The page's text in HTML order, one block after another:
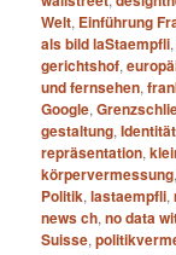
Welt, Einführung
als bild laStaempfli
gerichtshof,
und fernsehen,
Google,
gestaltung,Identität
repräsentation,
körpervermessung
Politik,lastaempfli,
news ch,no data
Suisse,